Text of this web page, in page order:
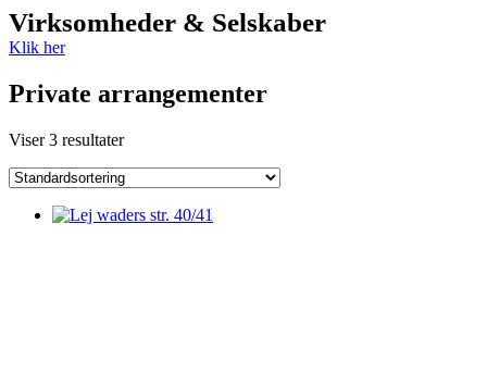
Virksomheder & Selskaber
Klik her
Private arrangementer
Viser 3 resultater